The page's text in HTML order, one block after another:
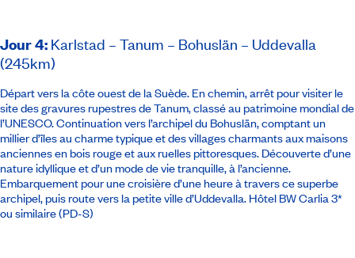
Jour 4: Karlstad – Tanum – Bohuslän – Uddevalla
(245km)
Départ vers la côte ouest de la Suède. En chemin, arrêt pour visiter le
site des gravures rupestres de Tanum, classé au patrimoine mondial de
l’UNESCO. Continuation vers l’archipel du Bohuslän, comptant un
millier d’îles au charme typique et des villages charmants aux maisons
anciennes en bois rouge et aux ruelles pittoresques. Découverte d’une
nature idyllique et d’un mode de vie tranquille, à l’ancienne.
Embarquement pour une croisière d’une heure à travers ce superbe
archipel, puis route vers la petite ville d’Uddevalla. Hôtel BW Carlia 3*
ou similaire(PD-S)